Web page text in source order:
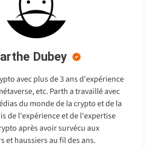
Dubey
avec plus de 3 ans d'expérience
etc. Parth a travaillé avec
du monde de la crypto et de la
de l'expérience et de l'expertise
après avoir survécu aux
et haussiers au fil des ans.